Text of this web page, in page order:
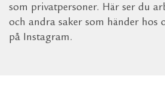
som privatpersoner. Här ser du
och andra saker som händer hos
på Instagram.